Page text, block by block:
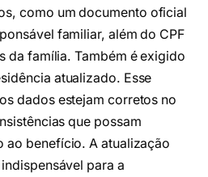
como um documento oficial
familiar, além do CPF
da família. Também é exigido
atualizado. Esse
dados estejam corretos no
que possam
ao benefício. A atualização
para a